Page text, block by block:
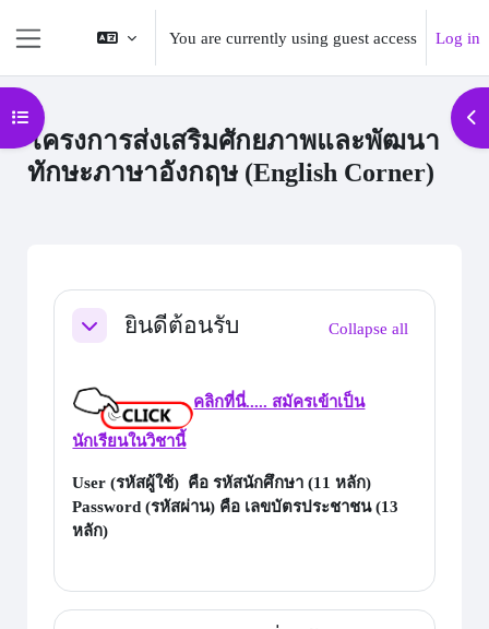
You are currently using guest access Log in
โครงการส่งเสริมศักยภาพและพัฒนา
ทักษะภาษาอังกฤษ (English Corner)
Open course index
Section outline
Collapseยินดีต้อนรับ Collapse all
คลิกที่นี่..... สมัครเข้าเป็น
นักเรียนในวิชานี้
User (รหัสผู้ใช้) คือรหัสนักศึกษา (11 หลัก)
Password (รหัสผ่าน) คือ เลขบัตรประชาชน(13
หลัก)